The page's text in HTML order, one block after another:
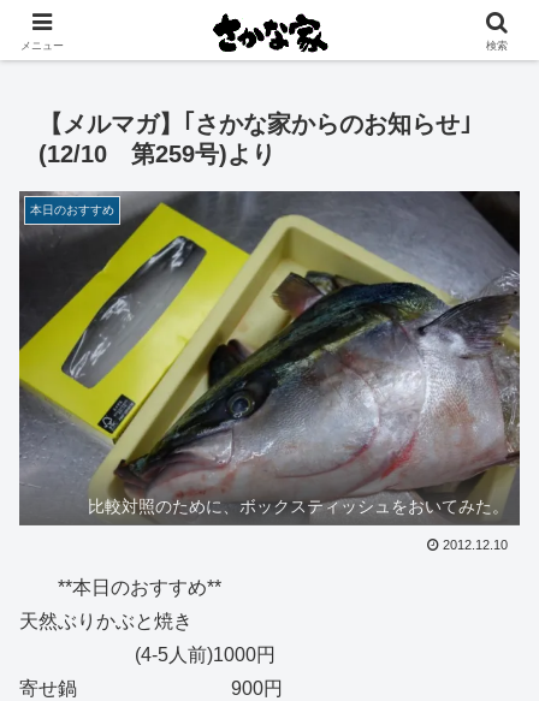
創業大正11年 矢祭町の中心で営む鮮魚店と飲食店
【メルマガ】｢さかな家からのお知らせ｣
(12/10 第259号)より
本日のおすすめ
比較対照のために、ボックスティッシュをおいてみた。
2012.12.10
**本日のおすすめ**
天然ぶりかぶと焼き
(4-5人前)1000円
寄せ鍋 900円
メニュー 検索